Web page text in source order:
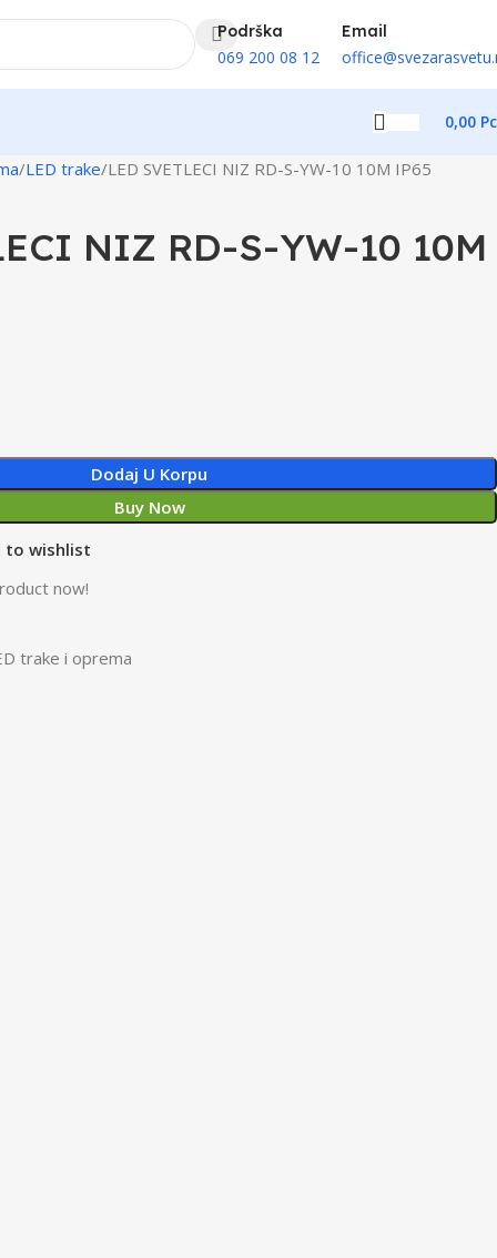
Podrška
069 200 08 12
Email
0,00
LED trake LED SVETLECI NIZ RD-S-YW-10 10M IP65
NIZ RD-S-YW-10 10M
Dodaj U Korpu
Buy Now
to wishlist
now!
trake i oprema